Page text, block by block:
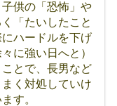
供の「恐怖」や
「たいしたこと
ハードルを下げ
に強い日へと）
とで、長男など
く対処していけ
す。